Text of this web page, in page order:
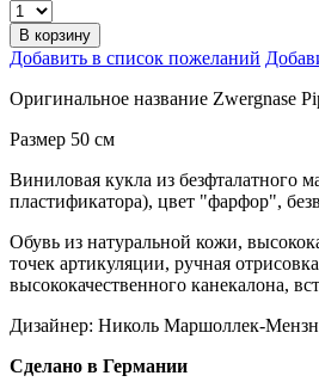
В корзину
Добавить в список пожеланий
Оригинальное название Zwergnase
Размер 50 см
Виниловая кукла из безфталатного
пластификатора), цвет "фарфор",
Обувь из натуральной кожи,
точек артикуляции, ручная
высококачественного канекалона,
Дизайнер: Николь Маршоллек-
Сделано в Германии